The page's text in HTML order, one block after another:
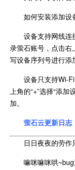
如何安装添加设
设备支持网线连
录萤石账号，点击右
写设备序列号进行添
设备只支持Wi-
上角的“+”选择“添
加。
萤石云更新日志
日日夜夜的劳
嘛咪嘛咪哄~bug